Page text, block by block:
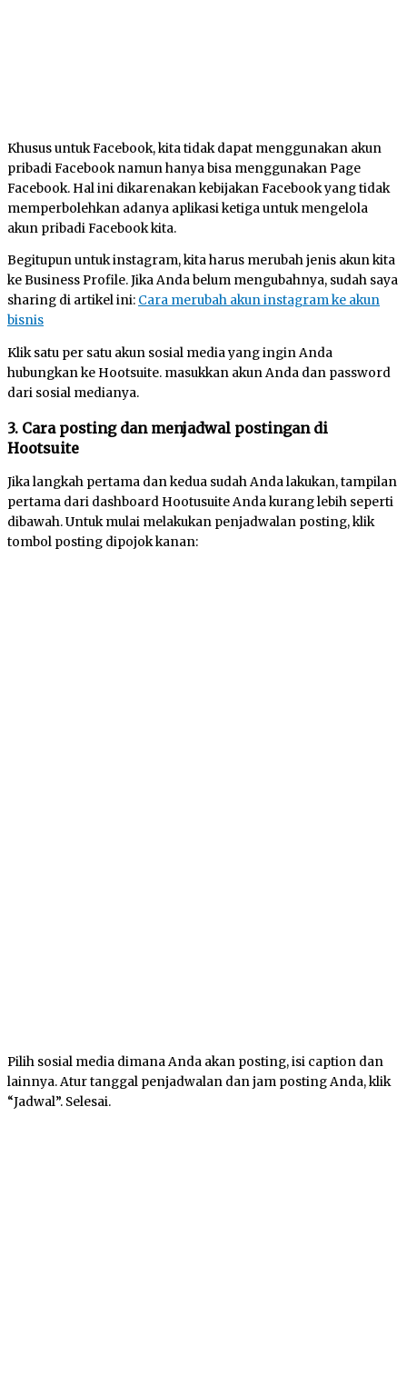
Khusus untuk Facebook, kita tidak dapat menggunakan akun
pribadi Facebook namun hanya bisa menggunakan Page
Facebook. Hal ini dikarenakan kebijakan Facebook yang tidak
memperbolehkan adanya aplikasi ketiga untuk mengelola
akun pribadi Facebook kita.
Begitupun untuk instagram, kita harus merubah jenis akun kita
ke Business Profile. Jika Anda belum mengubahnya, sudah saya
sharing di artikel ini: Cara merubah akun instagram ke akun
bisnis
Klik satu per satu akun sosial media yang ingin Anda
hubungkan ke Hootsuite. masukkan akun Anda dan password
dari sosial medianya.
3. Cara posting dan menjadwal postingan di
Hootsuite
Jika langkah pertama dan kedua sudah Anda lakukan, tampilan
pertama dari dashboard Hootusuite Anda kurang lebih seperti
dibawah. Untuk mulai melakukan penjadwalan posting, klik
tombol posting dipojok kanan:
Pilih sosial media dimana Anda akan posting, isi caption dan
lainnya. Atur tanggal penjadwalan dan jam posting Anda, klik
“Jadwal”. Selesai.